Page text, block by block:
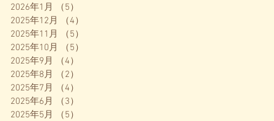
2026年1月
（5）
2025年12月
（4）
2025年11月
（5）
2025年10月
（5）
2025年9月
（4）
2025年8月
（2）
2025年7月
（4）
2025年6月
（3）
2025年5月
（5）